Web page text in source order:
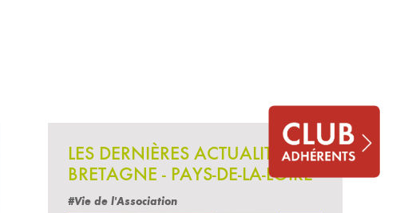
LES DERNIÈRES ACTUALITÉS
BRETAGNE - PAYS-DE-LA-LOIRE
#Vie de l'Association